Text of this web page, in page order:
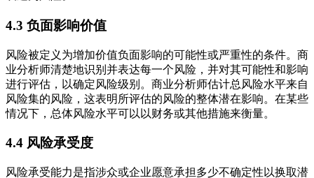
4.3 负面影响价值
风险被定义为增加价值负面影响的可能性或严重性的条件。商
业分析师清楚地识别并表达每一个风险，并对其可能性和影响
进行评估，以确定风险级别。商业分析师估计总风险水平来自
风险集的风险，这表明所评估的风险的整体潜在影响。在某些
情况下，总体风险水平可以以财务或其他措施来衡量。
4.4 风险承受度
风险承受能力是指涉众或企业愿意承担多少不确定性以换取潜